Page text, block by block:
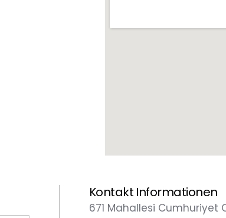
Kontakt Informationen
671 Mahallesi Cumhuriyet